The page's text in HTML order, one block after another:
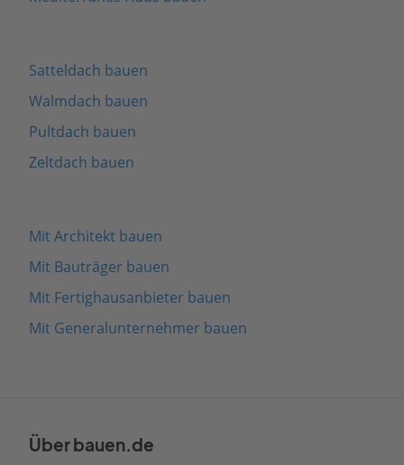
Satteldach bauen
Walmdach bauen
Pultdach bauen
Zeltdach bauen
Mit Architekt bauen
Mit Bauträger bauen
Mit Fertighausanbieter bauen
Mit Generalunternehmer bauen
Über bauen.de